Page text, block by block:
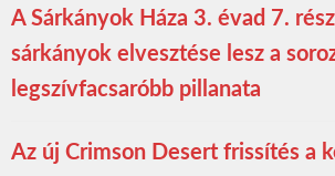
A Sárkányok Háza 3. évad 7.
sárkányok elvesztése lesz a
legszívfacsaróbb pillanata
Az új Crimson Desert frissítés a